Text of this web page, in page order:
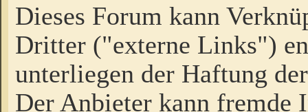
Dieses Forum kann
Dritter ("externe Links")
unterliegen der Haftung
Der Anbieter kann fremde